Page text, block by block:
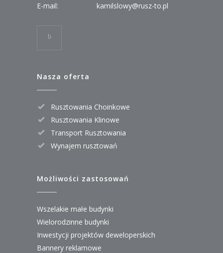
E-mail:
kamilslowy@rusz-to.pl
Nasza oferta
Rusztowania Choinkowe
Rusztowania Klinowe
Transport Rusztowania
Wynajem rusztowań
Możliwości zastosowań
Wszelakie małe budynki
Wielorodzinne budynki
Inwestycji projektów deweloperskich
Bannery reklamowe